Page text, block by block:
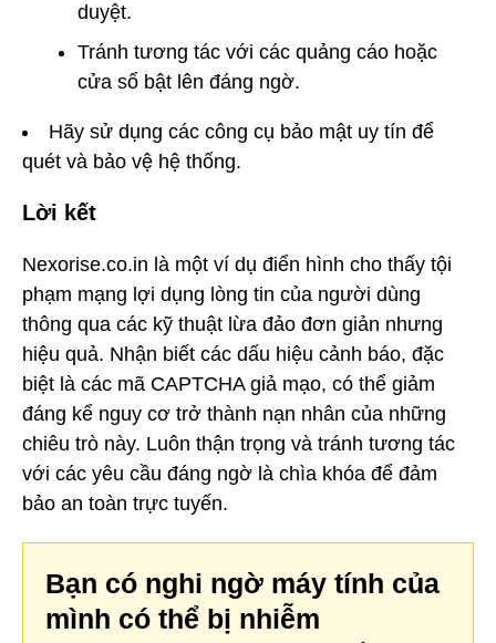
duyệt.
Tránh tương tác với các quảng cáo hoặc
cửa sổ bật lên đáng ngờ.
Hãy sử dụng các công cụ bảo mật uy tín để
quét và bảo vệ hệ thống.
Lời kết
Nexorise.co.in là một ví dụ điển hình cho thấy tội
phạm mạng lợi dụng lòng tin của người dùng
thông qua các kỹ thuật lừa đảo đơn giản nhưng
hiệu quả. Nhận biết các dấu hiệu cảnh báo, đặc
biệt là các mã CAPTCHA giả mạo, có thể giảm
đáng kể nguy cơ trở thành nạn nhân của những
chiêu trò này. Luôn thận trọng và tránh tương tác
với các yêu cầu đáng ngờ là chìa khóa để đảm
bảo an toàn trực tuyến.
Bạn có nghi ngờ máy tính của
mình có thể bị nhiễm